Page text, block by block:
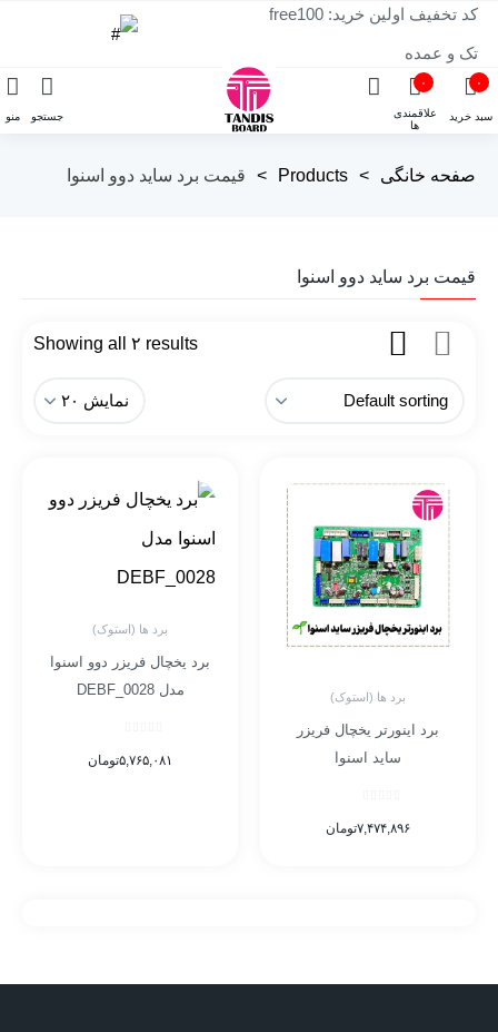
کد تخفیف اولین خرید: free100
تک و عمده
۰
سبد خرید
۰
علاقمندی
ها
منو جستجو
صفحه خانگی >
Products
> قیمت برد ساید دوو اسنوا
قیمت برد ساید دوو اسنوا
Showing all ۲ results
برد ها (استوک)
برد اینورتر یخچال فریزر
ساید اسنوا
تومان۷,۴۷۴,۸۹۶
برد ها (استوک)
برد یخچال فریزر دوو اسنوا
مدل DEBF_0028
تومان۵,۷۶۵,۰۸۱